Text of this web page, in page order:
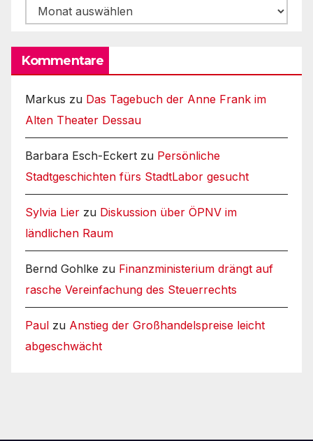
Archiv
Kommentare
Markus zu Das Tagebuch der Anne Frank im
Alten Theater Dessau
Barbara Esch-Eckert zu Persönliche
Stadtgeschichten fürs StadtLabor gesucht
Sylvia Lier zu Diskussion über ÖPNV im
ländlichen Raum
Bernd Gohlke zu Finanzministerium drängt auf
rasche Vereinfachung des Steuerrechts
Paul zu Anstieg der Großhandelspreise leicht
abgeschwächt